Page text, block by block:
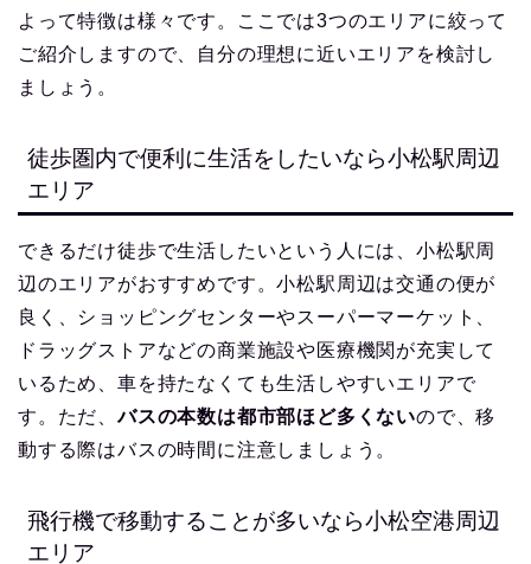
よって特徴は様々です。ここでは3つのエリアに絞って
ご紹介しますので、自分の理想に近いエリアを検討し
ましょう。
徒歩圏内で便利に生活をしたいなら小松駅周辺
エリア
できるだけ徒歩で生活したいという人には、小松駅周
辺のエリアがおすすめです。小松駅周辺は交通の便が
良く、ショッピングセンターやスーパーマーケット、
ドラッグストアなどの商業施設や医療機関が充実して
いるため、車を持たなくても生活しやすいエリアで
す。ただ、バスの本数は都市部ほど多くないので、移
動する際はバスの時間に注意しましょう。
飛行機で移動することが多いなら小松空港周辺
エリア